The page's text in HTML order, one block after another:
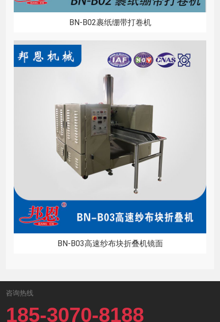
BN-B02裹纸绷带打卷机
BN-B03高速纱布块折叠机镜面
咨询热线
185-3070-8188